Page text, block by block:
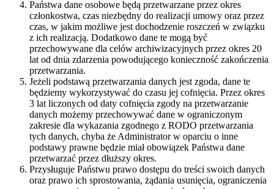
Państwa dane osobowe będą przetwarzane przez okres
członkostwa, czas niezbędny do realizacji umowy oraz przez
czas, w jakim możliwe jest dochodzenie roszczeń w związku
z ich realizacją. Dodatkowo dane te mogą być
przechowywane dla celów archiwizacyjnych przez okres 20
lat od dnia zdarzenia powodującego konieczność zakończenia
przetwarzania.
Jeżeli podstawą przetwarzania danych jest zgoda, dane te
będziemy wykorzystywać do czasu jej cofnięcia. Przez okres
3 lat liczonych od daty cofnięcia zgody na przetwarzanie
danych możemy przechowywać dane w ograniczonym
zakresie dla wykazania zgodnego z RODO przetwarzania
tych danych, chyba że Administrator w oparciu o inne
podstawy prawne będzie miał obowiązek Państwa dane
przetwarzać przez dłuższy okres.
Przysługuje Państwu prawo dostępu do treści swoich danych
oraz prawo ich sprostowania, żądania usunięcia, ograniczenia